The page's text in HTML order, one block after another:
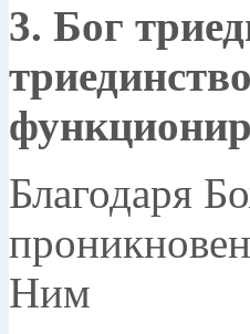
3. Бог
Благодаря
Ним